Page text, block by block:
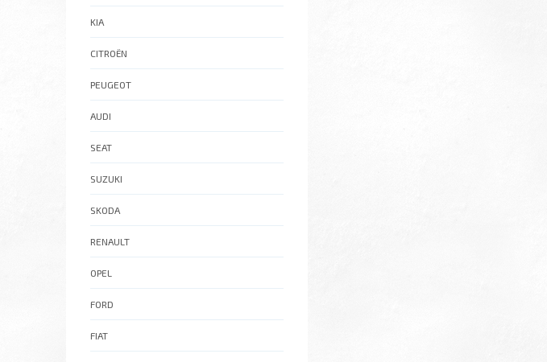
KIA
CITROËN
PEUGEOT
AUDI
SEAT
SUZUKI
SKODA
RENAULT
OPEL
FORD
FIAT